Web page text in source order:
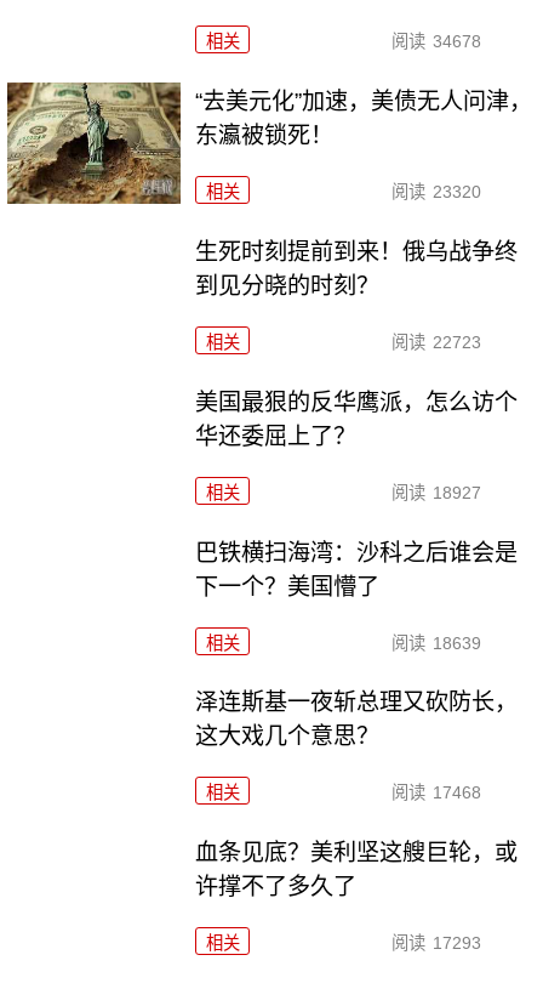
相关 阅读 34678
“去美元化”加速，美债无人问津，
东瀛被锁死！
相关 阅读 23320
生死时刻提前到来！俄乌战争终
到见分晓的时刻？
相关 阅读 22723
美国最狠的反华鹰派，怎么访个
华还委屈上了？
相关 阅读 18927
巴铁横扫海湾：沙科之后谁会是
下一个？美国懵了
相关 阅读 18639
泽连斯基一夜斩总理又砍防长，
这大戏几个意思？
相关 阅读 17468
血条见底？美利坚这艘巨轮，或
许撑不了多久了
相关 阅读 17293